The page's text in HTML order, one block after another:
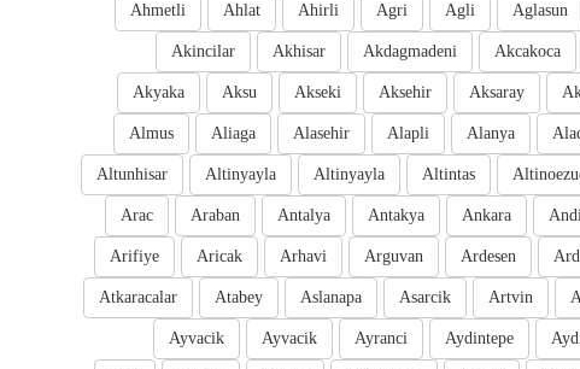
Aglasun
Agli
Agri
Ahirli
Ahlat
Ahmetli
Akcakoca
Akdagmadeni
Akhisar
Akincilar
Aksaray
Aksehir
Akseki
Aksu
Akyaka
Alanya
Alapli
Alasehir
Aliaga
Almus
Altintas
Altinyayla
Altinyayla
Altunhisar
Ankara
Antakya
Antalya
Araban
Arac
Ardesen
Arguvan
Arhavi
Aricak
Arifiye
Artvin
Asarcik
Aslanapa
Atabey
Atkaracalar
Aydintepe
Ayranci
Ayvacik
Ayvacik